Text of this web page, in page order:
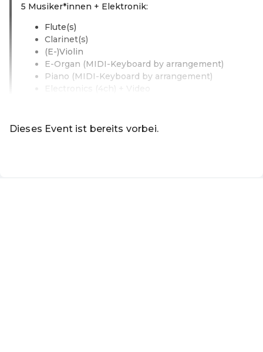
5 Musiker*innen + Elektronik:
Flute(s)
Clarinet(s)
(E-)Violin
E-Organ (MIDI-Keyboard by arrangement)
Piano (MIDI-Keyboard by arrangement)
Electronics (4ch) + Video
Dieses Event ist bereits vorbei.